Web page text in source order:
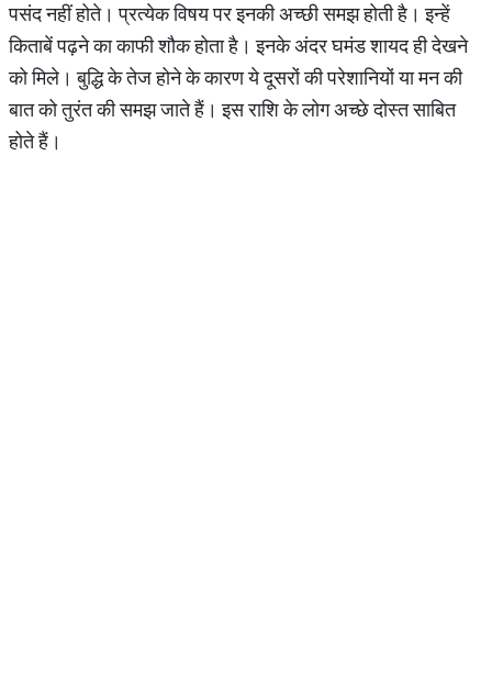
पसंद नहीं होते। प्रत्येक विषय पर इनकी अच्छी समझ होती है। इन्हें
किताबें पढ़ने का काफी शौक होता है। इनके अंदर घमंड शायद ही देखने
को मिले। बुद्धि के तेज होने के कारण ये दूसरों की परेशानियों या मन की
बात को तुरंत की समझ जाते हैं। इस राशि के लोग अच्छे दोस्त साबित
होते हैं।